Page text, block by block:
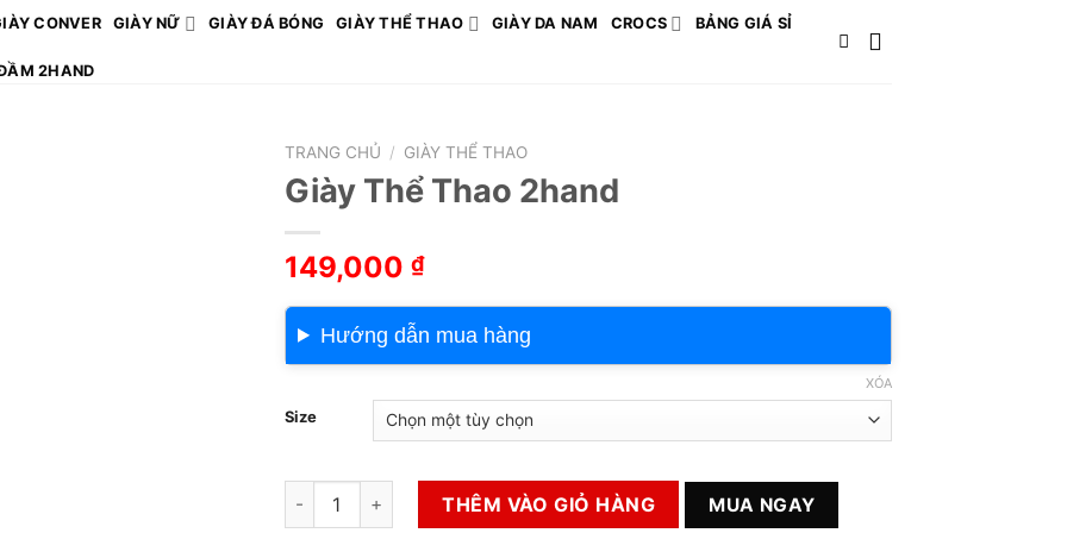
CONVER GIÀY NỮ GIÀY ĐÁ BÓNG GIÀY THỂ THAO GIÀY DA NAM CROCS BẢNG GIÁ SỈ
2HAND
TRANG CHỦ / GIÀY THỂ THAO
Giày Thể Thao 2hand
149,000 ₫
Hướng dẫn mua hàng
Size
XÓA
Giày Thể Thao 2hand số lượngTHÊM VÀO GIỎ HÀNG MUA NGAY